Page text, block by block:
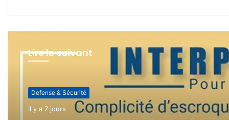
Lire le suivant
Defense & Sécurité
Defense & Sécurité
il y a 2 semaines